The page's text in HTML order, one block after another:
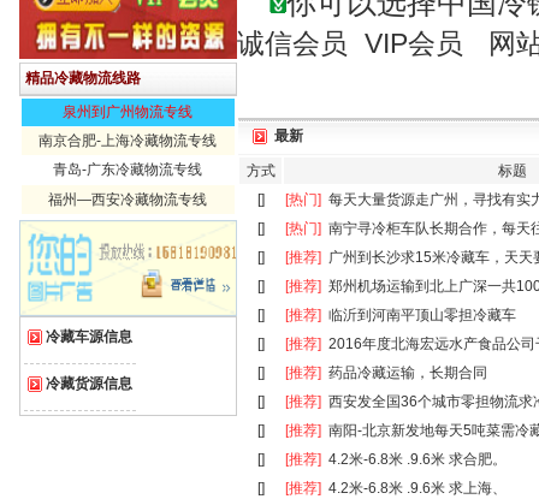
精品冷藏物流线路
泉州到广州物流专线
南京合肥-上海冷藏物流专线
青岛-广东冷藏物流专线
福州—西安冷藏物流专线
冷藏车源信息
冷藏货源信息
诚信会员 VIP会员 网
最新
方式
标题
[]
[热门] 每天大量货源走广州，寻找有实
[]
[热门] 南宁寻冷柜车队长期合作，每天
[]
[推荐] 广州到长沙求15米冷藏车，天天
[]
[推荐] 郑州机场运输到北上广深一共
[]
[推荐] 临沂到河南平顶山零担冷藏车
[]
[推荐] 2016年度北海宏远水产食品公司
[]
[推荐] 药品冷藏运输，长期合同
[]
[推荐] 西安发全国36个城市零担物流求
[]
[推荐] 南阳-北京新发地每天5吨菜需冷
[]
[推荐] 4.2米-6.8米 .9.6米 求合肥。
[]
[推荐] 4.2米-6.8米 .9.6米 求上海、